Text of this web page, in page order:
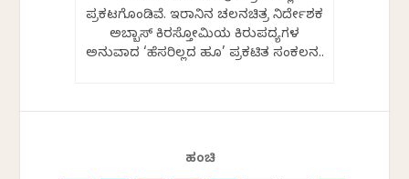
ಪ್ರಕಟಗೊಂಡಿವೆ. ಇರಾನಿನ ಚಲನಚಿತ್ರ ನಿರ್ದೇಶಕ
ಅಬ್ಬಾಸ್ ಕಿರಸ್ತೋಮಿಯ ಕಿರುಪದ್ಯಗಳ
ಅನುವಾದ ‘ಹೆಸರಿಲ್ಲದ ಹೂ’ ಪ್ರಕಟಿತ ಸಂಕಲನ..
ಹಂಚಿ